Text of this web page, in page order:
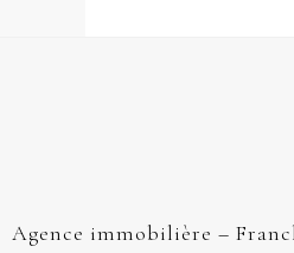
Agence immobilière –